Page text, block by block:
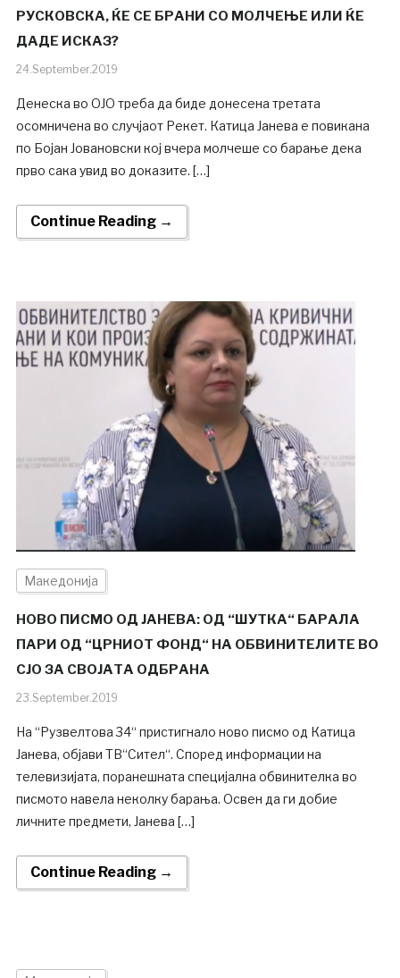
РУСКОВСКА, ЌЕ СЕ БРАНИ СО МОЛЧЕЊЕ ИЛИ ЌЕ
ДАДЕ ИСКАЗ?
24.September.2019
Денеска во ОЈО треба да биде донесена третата
осомничена во случјаот Рекет. Катица Јанева e повикана
по Бојан Јовановски кој вчера молчеше со барање дека
прво сака увид во доказите. […]
Continue Reading →
Македонија
НОВО ПИСМО ОД ЈАНЕВА: ОД “ШУТКА“ БАРАЛА
ПАРИ ОД “ЦРНИОТ ФОНД“ НА ОБВИНИТЕЛИТЕ ВО
СЈО ЗА СВОЈАТА ОДБРАНА
23.September.2019
На “Рузвелтова 34“ пристигнало ново писмо од Катица
Јанева, објави ТВ“Сител“. Според информации на
телевизијата, поранешната специјална обвинителка во
писмото навела неколку барања. Освен да ги добие
личните предмети, Јанева […]
Continue Reading →